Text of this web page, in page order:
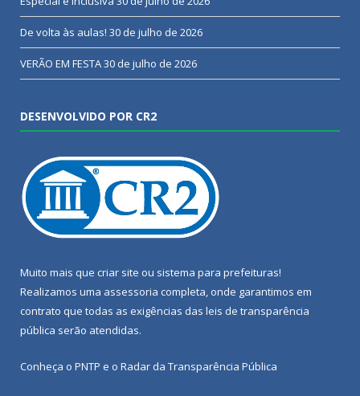
De volta às aulas! 30 de julho de 2026
VERÃO EM FESTA30 de julho de 2026
DESENVOLVIDO POR CR2
Muito mais que criar site ou sistema para prefeituras!
Realizamos uma assessoria completa, onde garantimos em
contrato que todas as exigências das leis de transparência
pública serão atendidas.
Conheça o PNTP e o Radar da Transparência Pública